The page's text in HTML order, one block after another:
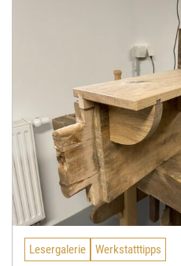
Lesergalerie Werkstatttipps